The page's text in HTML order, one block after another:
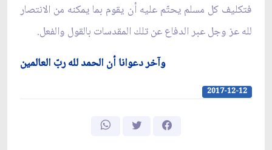
فتكليف كل مسلم يحتّم عليه أن يقوم بما يمكنه من الانتصار
لله عز وجل عبر الدفاع عن تلك المقدسات بالقول والفعل.
وآخر دعوانا أن الحمد لله ربّ العالمين
2017-12-12